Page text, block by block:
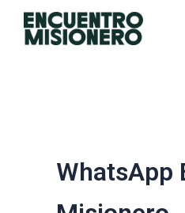
WhatsApp